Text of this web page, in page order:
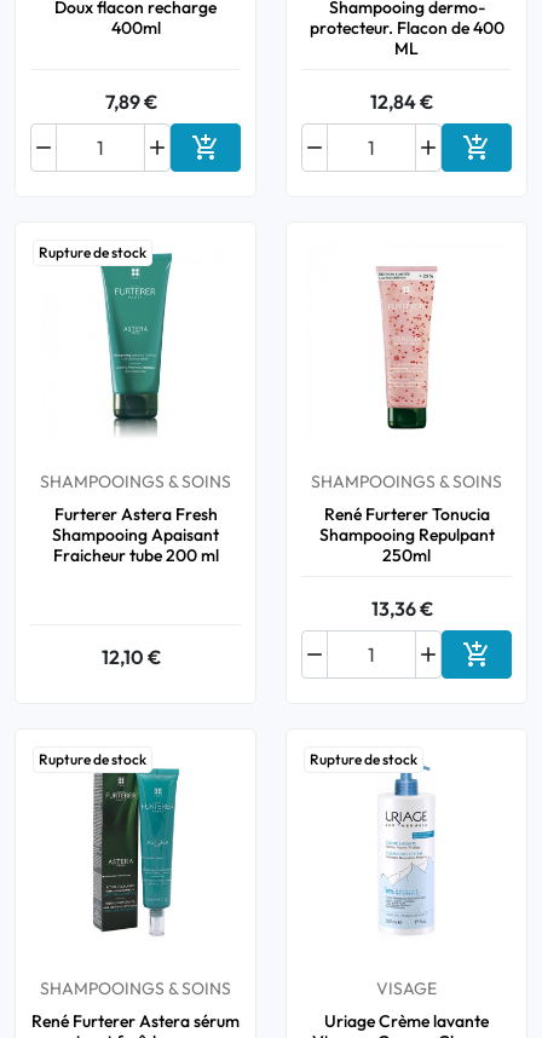
Doux flacon recharge
400ml
7,89 €

 Ajouter au panier
Shampooing dermo-
protecteur. Flacon de 400
ML
12,84 €

 
Rupture de stock
SHAMPOOINGS & SOINS
Furterer Astera Fresh
Shampooing Apaisant
Fraicheur tube 200 ml
12,10 €
SHAMPOOINGS & SOINS
René Furterer Tonucia
Shampooing Repulpant
250ml
13,36 €

 
Rupture de stock
SHAMPOOINGS & SOINS
René Furterer Astera sérum
Rupture de stock
VISAGE
Uriage Crème lavante